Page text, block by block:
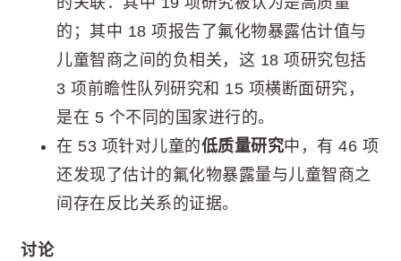
的；其中 18 项报告了氟化物暴露估计值与
儿童智商之间的负相关，这 18 项研究包括
3 项前瞻性队列研究和 15 项横断面研究，
是在 5 个不同的国家进行的。
在 53 项针对儿童的低质量研究中，有 46 项
还发现了估计的氟化物暴露量与儿童智商之
间存在反比关系的证据。
讨论